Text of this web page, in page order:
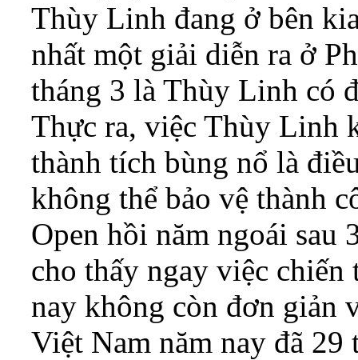
Thùy Linh đang ở bên
nhất một giải diễn ra ở
tháng 3 là Thùy Linh có
Thực ra, việc Thùy Linh
thành tích bùng nổ là
không thể bảo vệ thành
Open hồi năm ngoái sau
cho thấy ngay việc
nay không còn đơn giản
Việt Nam năm nay đã